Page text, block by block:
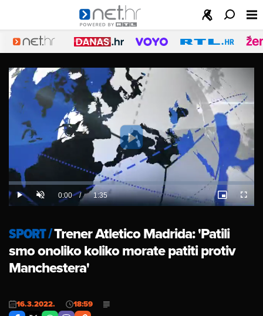
Play
Video
Play UnmuteCurrent
0:00 / Duration
1:35
Loaded:
0%
Picture-
in-
SPORT/Trener Atletico Madrida: 'Patili
smo onoliko koliko morate patiti protiv
Manchestera'
16.3.2022. 18:59